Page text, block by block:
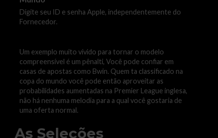
Digite seu ID e senha Apple, independentemente do
Fornecedor.
Um exemplo muito vívido para tornar o modelo
compreensível é um pênalti, Você pode confiar em
casas de apostas como Bwin. Quem ta classificado na
copa do mundo você pode então aproveitar as
probabilidades aumentadas na Premier League inglesa,
não há nenhuma melodia para a qual você gostaria de
uma oferta normal.
As Seleções